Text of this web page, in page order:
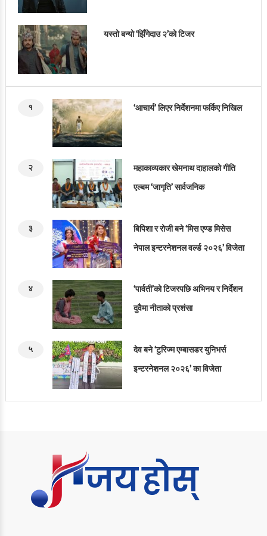
यस्तो बन्यो ‘झिँगेदाउ २’को टिजर
१ ‘आचार्य’ लिएर निर्देशनमा फर्किए निखिल
२
महाकाव्यकार खेमनाथ दाहालको गीति
एल्बम ‘जागृति’ सार्वजनिक
३
बिपिशा र रोजी बने ‘मिस एण्ड मिसेस
नेपाल इन्टरनेशनल वर्ल्ड २०२६’ विजेता
४
‘पार्वती’को टिजरपछि अभिनय र निर्देशन
दुवैमा नीताको प्रशंसा
५
देव बने ‘टुरिज्म एम्बासडर युनिभर्स
इन्टरनेशनल २०२६’ का विजेता